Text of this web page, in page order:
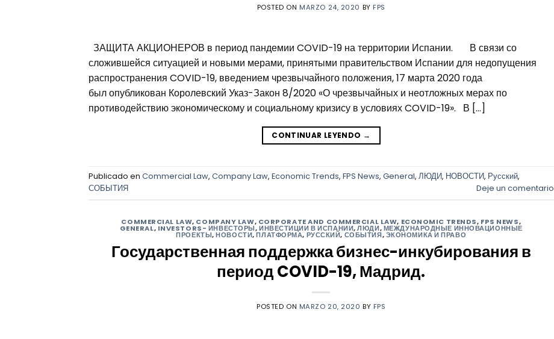
POSTED ON MARZO 24, 2020 BY FPS
ЗАЩИТА АКЦИОНЕРОВ в период пандемии COVID-19 на территории Испании. В связи со
сложившейся ситуацией и новыми мерами, принятыми правительством Испании для недопущения
распространения COVID-19, введением чрезвычайного положения, 17 марта 2020 года
был опубликован Королевский Указ-Закон 8/2020 «О чрезвычайных и неотложных мерах по
противодействию экономическому и социальному кризису в условиях COVID-19». В […]
CONTINUAR LEYENDO →
Publicado en Commercial Law, Company Law, Economic Trends, FPS News, General, ЛЮДИ, НОВОСТИ, Русский,
СОБЫТИЯ
Deje un comentario
COMMERCIAL LAW, COMPANY LAW, CORPORATE AND COMMERCIAL LAW, ECONOMIC TRENDS, FPS NEWS,
GENERAL, INVESTORS- ИНВЕСТОРЫ,ИНВЕСТИЦИИ В ИСПАНИИ,ЛЮДИ,МЕЖДУНАРОДНЫЕ ИННОВАЦИОННЫЕ
ПРОЕКТЫ,НОВОСТИ,ПЛАТФОРМА, РУССКИЙ, СОБЫТИЯ,ЭКОНОМИКА И ПРАВО
Государственная поддержка бизнес-инкубирования в
период COVID-19, Мадрид.
POSTED ON MARZO 20, 2020 BY FPS